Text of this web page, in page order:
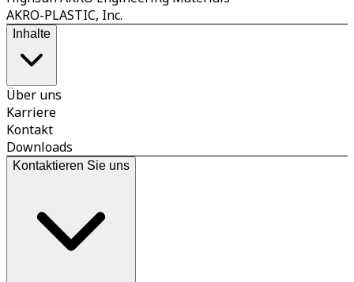
AKRO-PLASTIC, Inc.
Inhalte
Über uns
Karriere
Kontakt
Downloads
Kontaktieren Sie uns